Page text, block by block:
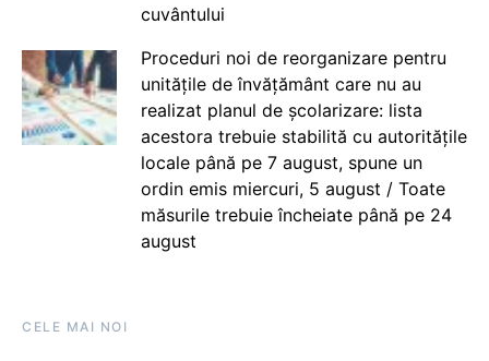
cuvântului
Proceduri noi de reorganizare pentru
unitățile de învățământ care nu au
realizat planul de școlarizare: lista
acestora trebuie stabilită cu autoritățile
locale până pe 7 august, spune un
ordin emis miercuri, 5 august / Toate
măsurile trebuie încheiate până pe 24
august
CELE MAI NOI